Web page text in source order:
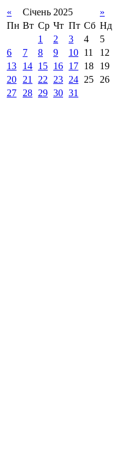
« Січень 2025
»
Пн Вт Ср Чт Пт Сб Нд
1
2 3 4
5
6
7 8 9 10 11
12
13
14 15 16 17 18
19
20
21 22 23 24 25
26
27
28 29 30 31